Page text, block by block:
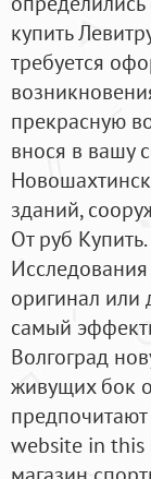
купить
требуется
прекрасную
внося в вашу
зданий,
От руб
оригинал или
самый
Волгоград
живущих бок
website in this